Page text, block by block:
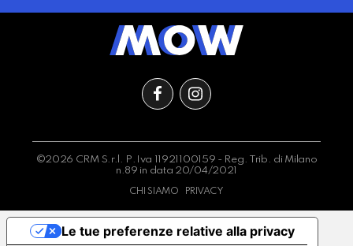
©2026 CRM S.r.l. P.Iva 11921100159 - Reg. Trib. di Milano
n.89 in data 20/04/2021
CHI SIAMO PRIVACY
Le tue preferenze relative alla privacy